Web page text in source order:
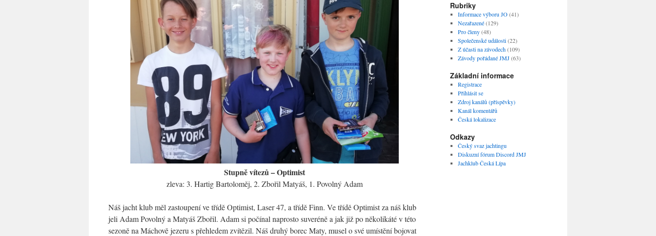
Stupně vítezů – Optimist
zleva: 3. Hartig Bartoloměj, 2. Zbořil Matyáš, 1. Povolný Adam
Náš jacht klub měl zastoupení ve třídě Optimist, Laser 47, a třídě Finn. Ve třídě Optimist za náš klub
jeli Adam Povolný a Matyáš Zbořil. Adam si počínal naprosto suveréně a jak již po několikáté v této
sezoně na Máchově jezeru s přehledem zvítězil. Náš druhý borec Maty, musel o své umístění bojovat
Rubriky
Informace výboru JO(41)
Nezařazené(129)
Pro členy(48)
Společenské události(22)
Z účasti na závodech(109)
Závody pořádané JMJ(63)
Základní informace
Registrace
Přihlásit se
Zdroj kanálů (příspěvky)
Kanál komentářů
Česká lokalizace
Odkazy
Český svaz jachtingu
Diskuzní fórum Discord JMJ
Jachklub Česká Lípa